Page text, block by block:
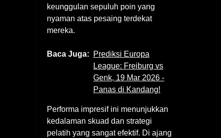
keunggulan sepuluh poin yang
nyaman atas pesaing terdekat
mereka.
Baca Juga:
Prediksi Europa
League: Freiburg vs
Genk, 19 Mar 2026 -
Panas di Kandang!
Performa impresif ini menunjukkan
kedalaman skuad dan strategi
pelatih yang sangat efektif. Di ajang